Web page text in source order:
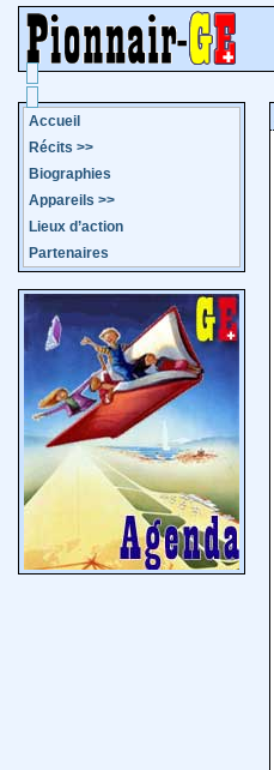
Accueil
Récits >>
Biographies
Appareils >>
Lieux d’action
Partenaires